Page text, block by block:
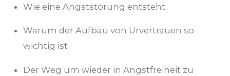
Wie eine Angststörung entsteht
Warum der Aufbau von Urvertrauen so
wichtig ist
Der Weg um wieder in Angstfreiheit zu